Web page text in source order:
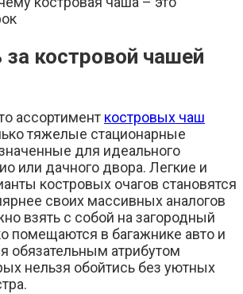
костровой чашей
ассортимент костровых чаш
тяжелые стационарные
для идеального
или дачного двора. Легкие и
костровых очагов становятся
своих массивных аналогов
взять с собой на загородный
помещаются в багажнике авто и
обязательным атрибутом
нельзя обойтись без уютных